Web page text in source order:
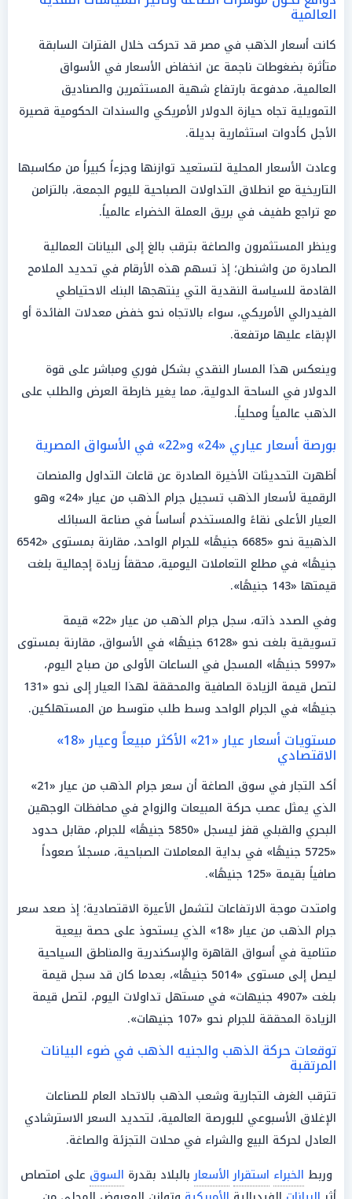
العالمية
كانت أسعار الذهب في مصر قد تحركت خلال الفترات السابقة
متأثرة بضغوطات ناجمة عن انخفاض الأسعار في الأسواق
العالمية، مدفوعة بارتفاع شهية المستثمرين والصناديق
التمويلية تجاه حيازة الدولار الأمريكي والسندات الحكومية قصيرة
الأجل كأدوات استثمارية بديلة.
وعادت الأسعار المحلية لتستعيد توازنها وجزءاً كبيراً من مكاسبها
التاريخية مع انطلاق التداولات الصباحية لليوم الجمعة، بالتزامن
مع تراجع طفيف في بريق العملة الخضراء عالمياً.
وينظر المستثمرون والصاغة بترقب بالغ إلى البيانات العمالية
الصادرة من واشنطن؛ إذ تسهم هذه الأرقام في تحديد الملامح
القادمة للسياسة النقدية التي ينتهجها البنك الاحتياطي
الفيدرالي الأمريكي، سواء بالاتجاه نحو خفض معدلات الفائدة أو
الإبقاء عليها مرتفعة.
وينعكس هذا المسار النقدي بشكل فوري ومباشر على قوة
الدولار في الساحة الدولية، مما يغير خارطة العرض والطلب على
الذهب عالمياً ومحلياً.
بورصة أسعار عياري «24» و«22» في الأسواق المصرية
أظهرت التحديثات الأخيرة الصادرة عن قاعات التداول والمنصات
الرقمية لأسعار الذهب تسجيل جرام الذهب من عيار «24» وهو
العيار الأعلى نقاءً والمستخدم أساساً في صناعة السبائك
الذهبية نحو «6685 جنيهًا» للجرام الواحد، مقارنة بمستوى «6542
جنيهًا» في مطلع التعاملات اليومية، محققاً زيادة إجمالية بلغت
قيمتها «143 جنيهًا».
وفي الصدد ذاته، سجل جرام الذهب من عيار «22» قيمة
تسويقية بلغت نحو «6128 جنيهًا» في الأسواق، مقارنة بمستوى
«5997 جنيهًا» المسجل في الساعات الأولى من صباح اليوم،
لتصل قيمة الزيادة الصافية والمحققة لهذا العيار إلى نحو «131
جنيهًا» في الجرام الواحد وسط طلب متوسط من المستهلكين.
مستويات أسعار عيار «21» الأكثر مبيعاً وعيار «18»
الاقتصادي
أكد التجار في سوق الصاغة أن سعر جرام الذهب من عيار «21»
الذي يمثل عصب حركة المبيعات والزواج في محافظات الوجهين
البحري والقبلي قفز ليسجل «5850 جنيهًا» للجرام، مقابل حدود
«5725 جنيهًا» في بداية المعاملات الصباحية، مسجلاً صعوداً
صافياً بقيمة «125 جنيهًا».
وامتدت موجة الارتفاعات لتشمل الأعيرة الاقتصادية؛ إذ صعد سعر
جرام الذهب من عيار «18» الذي يستحوذ على حصة بيعية
متنامية في أسواق القاهرة والإسكندرية والمناطق السياحية
ليصل إلى مستوى «5014 جنيهًا»، بعدما كان قد سجل قيمة
بلغت «4907 جنيهات» في مستهل تداولات اليوم، لتصل قيمة
الزيادة المحققة للجرام نحو «107 جنيهات».
توقعات حركة الذهب والجنيه الذهب في ضوء البيانات
المرتقبة
تترقب الغرف التجارية وشعب الذهب بالاتحاد العام للصناعات
الإغلاق الأسبوعي للبورصة العالمية، لتحديد السعر الاسترشادي
العادل لحركة البيع والشراء في محلات التجزئة والصاغة.
وربط الخبراء استقرار الأسعاربالبلاد بقدرة السوق على امتصاص